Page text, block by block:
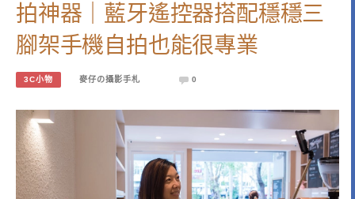
拍神器｜藍牙遙控器搭配穩穩三
腳架手機自拍也能很專業
3C小物 麥仔の攝影手札 0